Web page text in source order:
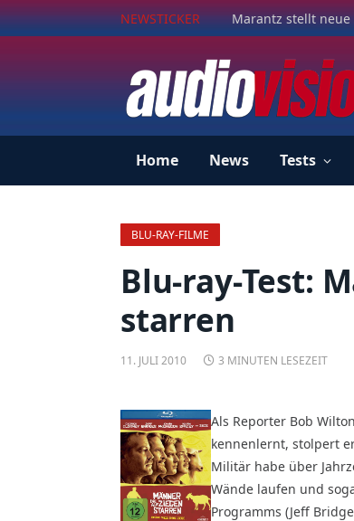
NEWSTICKER Marantz stellt neue
Home News Tests
BLU-RAY-FILME
Blu-ray-Test:
starren
11. JULI 2010 3 MINUTEN LESEZEIT
Als Reporter Bob
kennenlernt, stolpert
Militär habe über
Wände laufen und
Programms (Jeff